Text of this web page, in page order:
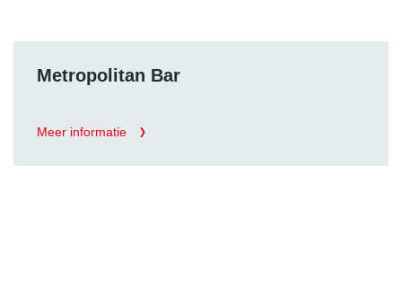
Metropolitan Bar
Meer informatie